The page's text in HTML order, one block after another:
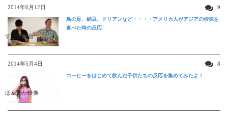
2014年6月12日 9
すごい動画
鳥の足、納豆、ドリアンなど・・・・アメリカ人がアジアの珍味を
食べた時の反応
2014年5月4日 8
ほんわか映像
コーヒーをはじめて飲んだ子供たちの反応を集めてみたよ！